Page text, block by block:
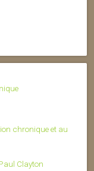
chronique et au
Clayton